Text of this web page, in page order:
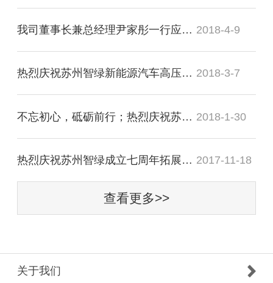
我司董事长兼总经理尹家彤一行应邀会见溧阳市市长徐华勤 2018-4-9
热烈庆祝苏州智绿新能源汽车高压连接与配电器项目正式签约竹箦 2018-3-7
不忘初心，砥砺前行；热烈庆祝苏州智绿2018年迎新晚宴圆满成功 2018-1-30
热烈庆祝苏州智绿成立七周年拓展训练活动圆满成功 2017-11-18
查看更多>>
关于我们